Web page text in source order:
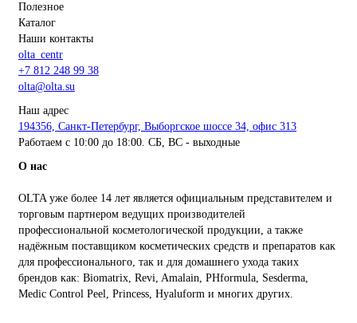
Полезное
Каталог
Наши контакты
olta_centr
+7 812 248 99 38
olta@olta.su
Наш адрес
194356, Санкт-Петербург, Выборгское шоссе 34, офис 313
Работаем с 10:00 до 18:00. СБ, ВС - выходные
О нас
OLTA уже более 14 лет является официальным представителем и
торговым партнером ведущих производителей
профессиональной косметологической продукции, а также
надёжным поставщиком косметических средств и препаратов как
для профессионального, так и для домашнего ухода таких
брендов как: Biomatrix, Revi, Amalain, PHformula, Sesderma,
Medic Control Peel, Princess, Hyaluform и многих других.